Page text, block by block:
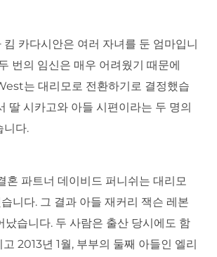
카다시안은 여러 자녀를 둔 엄마입니
번의 임신은 매우 어려웠기 때문에
는 대리모로 전환하기로 결정했습
딸 시카고와 아들 시편이라는 두 명의
니다.
혼 파트너 데이비드 퍼니쉬는 대리모
니다. 그 결과 아들 재커리 잭슨 레본
났습니다. 두 사람은 출산 당시에도 함
2013년 1월, 부부의 둘째 아들인 엘리